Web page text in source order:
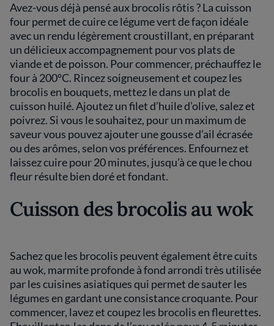
Avez-vous déjà pensé aux brocolis rôtis ? La cuisson
four permet de cuire ce légume vert de façon idéale
avec un rendu légèrement croustillant, en préparant
un délicieux accompagnement pour vos plats de
viande et de poisson. Pour commencer, préchauffez le
four à 200°C. Rincez soigneusement et coupez les
brocolis en bouquets, mettez le dans un plat de
cuisson huilé. Ajoutez un filet d’huile d’olive, salez et
poivrez. Si vous le souhaitez, pour un maximum de
saveur vous pouvez ajouter une gousse d’ail écrasée
ou des arômes, selon vos préférences. Enfournez et
laissez cuire pour 20 minutes, jusqu’à ce que le chou
fleur résulte bien doré et fondant.
Cuisson des brocolis au wok
Sachez que les brocolis peuvent également être cuits
au wok, marmite profonde à fond arrondi très utilisée
par les cuisines asiatiques qui permet de sauter les
légumes en gardant une consistance croquante. Pour
commencer, lavez et coupez les brocolis en fleurettes.